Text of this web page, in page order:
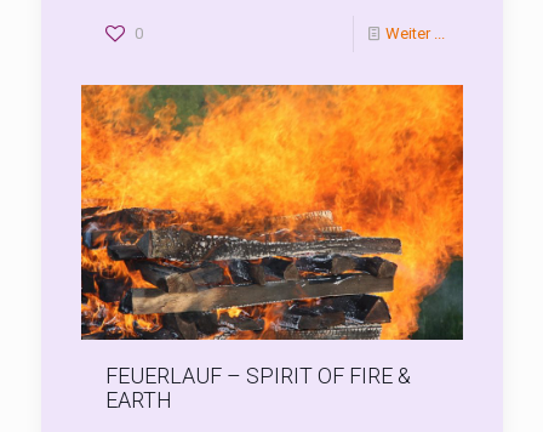
0 Weiter ...
FEUERLAUF – SPIRIT OF FIRE &
EARTH